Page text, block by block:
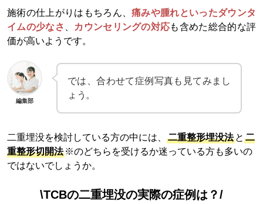
施術の仕上がりはもちろん、痛みや腫れといったダウンタ
イムの少なさ
カウンセリングの対応も含めた総合的な評
価が高いようです。
編集部
では、合わせて症例写真も見てみまし
ょう。
二重埋没を検討している方の中には、 二重整形埋没法 と 二
重整形切開法 ※のどちらを受けるか迷っている方も多いの
ではないでしょうか。
\TCBの二重埋没の実際の症例は？/